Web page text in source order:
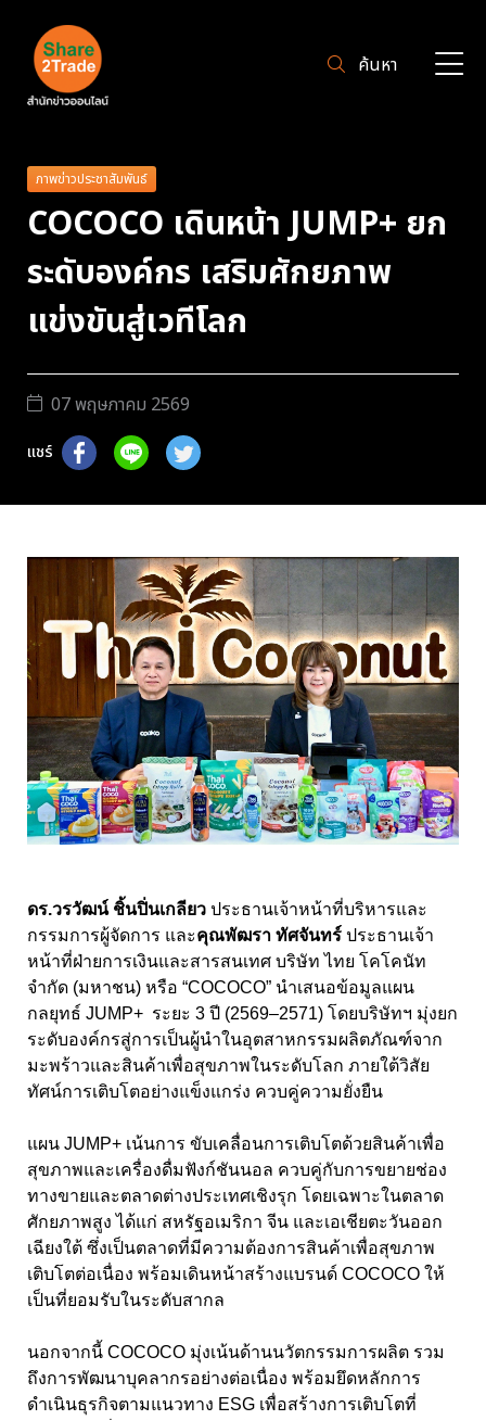
ค้นหา
ภาพข่าวประชาสัมพันธ์
COCOCO เดินหน้า JUMP+ ยก
ระดับองค์กร เสริมศักยภาพ
แข่งขันสู่เวทีโลก
07 พฤษภาคม 2569
แชร์
ดร.วรวัฒน์ ชิ้นปิ่นเกลียว ประธานเจ้าหน้าที่บริหารและ
กรรมการผู้จัดการ และคุณพัฒรา ทัศจันทร์ ประธานเจ้า
หน้าที่ฝ่ายการเงินและสารสนเทศ บริษัท ไทย โคโคนัท
จำกัด (มหาชน) หรือ “COCOCO” นำเสนอข้อมูลแผน
กลยุทธ์ JUMP+ ระยะ 3 ปี (2569–2571) โดยบริษัทฯ มุ่งยก
ระดับองค์กรสู่การเป็นผู้นำในอุตสาหกรรมผลิตภัณฑ์จาก
มะพร้าวและสินค้าเพื่อสุขภาพในระดับโลก ภายใต้วิสัย
ทัศน์การเติบโตอย่างแข็งแกร่ง ควบคู่ความยั่งยืน
แผน JUMP+ เน้นการ ขับเคลื่อนการเติบโตด้วยสินค้าเพื่อ
สุขภาพและเครื่องดื่มฟังก์ชันนอล ควบคู่กับการขยายช่อง
ทางขายและตลาดต่างประเทศเชิงรุก โดยเฉพาะในตลาด
ศักยภาพสูง ได้แก่ สหรัฐอเมริกา จีน และเอเชียตะวันออก
เฉียงใต้ ซึ่งเป็นตลาดที่มีความต้องการสินค้าเพื่อสุขภาพ
เติบโตต่อเนื่อง พร้อมเดินหน้าสร้างแบรนด์ COCOCO ให้
เป็นที่ยอมรับในระดับสากล
นอกจากนี้ COCOCO มุ่งเน้นด้านนวัตกรรมการผลิต รวม
ถึงการพัฒนาบุคลากรอย่างต่อเนื่อง พร้อมยึดหลักการ
ดำเนินธุรกิจตามแนวทาง ESG เพื่อสร้างการเติบโตที่